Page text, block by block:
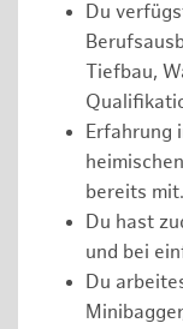
Du
Tiefbau,
Erfahrung
bereits mit.
Du hast
und bei
Du